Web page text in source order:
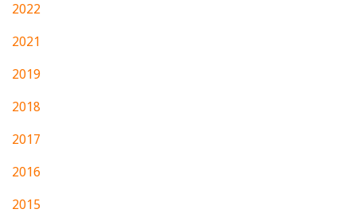
2022
2021
2019
2018
2017
2016
2015